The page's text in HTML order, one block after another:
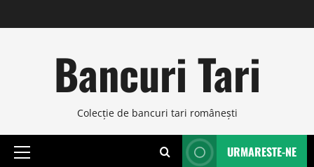
to
Bancuri Tari
Colecţie de bancuri tari româneşti
Primary
URMARESTE-NE